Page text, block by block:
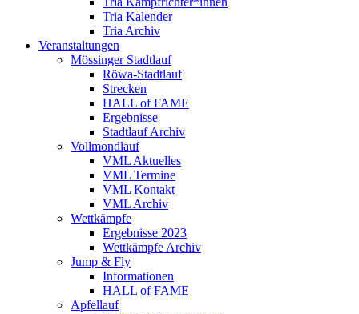
Tria Kalender
Tria Archiv
Veranstaltungen
Mössinger Stadtlauf
Röwa-Stadtlauf
Strecken
HALL of FAME
Ergebnisse
Stadtlauf Archiv
Vollmondlauf
VML Aktuelles
VML Termine
VML Kontakt
VML Archiv
Wettkämpfe
Ergebnisse 2023
Wettkämpfe Archiv
Jump & Fly
Informationen
HALL of FAME
Apfellauf